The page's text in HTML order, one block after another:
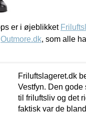
er i øjeblikket
Outmore.dk, som alle
Friluftslageret.dk
Vestfyn. Den
til friluftsliv og det
faktisk var de